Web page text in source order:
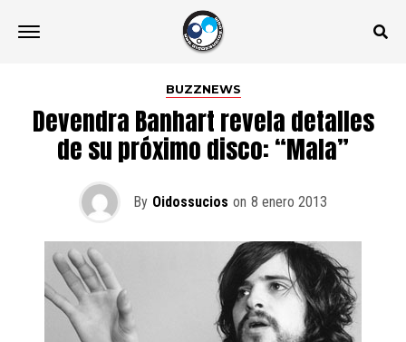
BUZZNEWS
Devendra Banhart revela detalles
de su próximo disco: “Mala”
By Oidossucios on 8 enero 2013